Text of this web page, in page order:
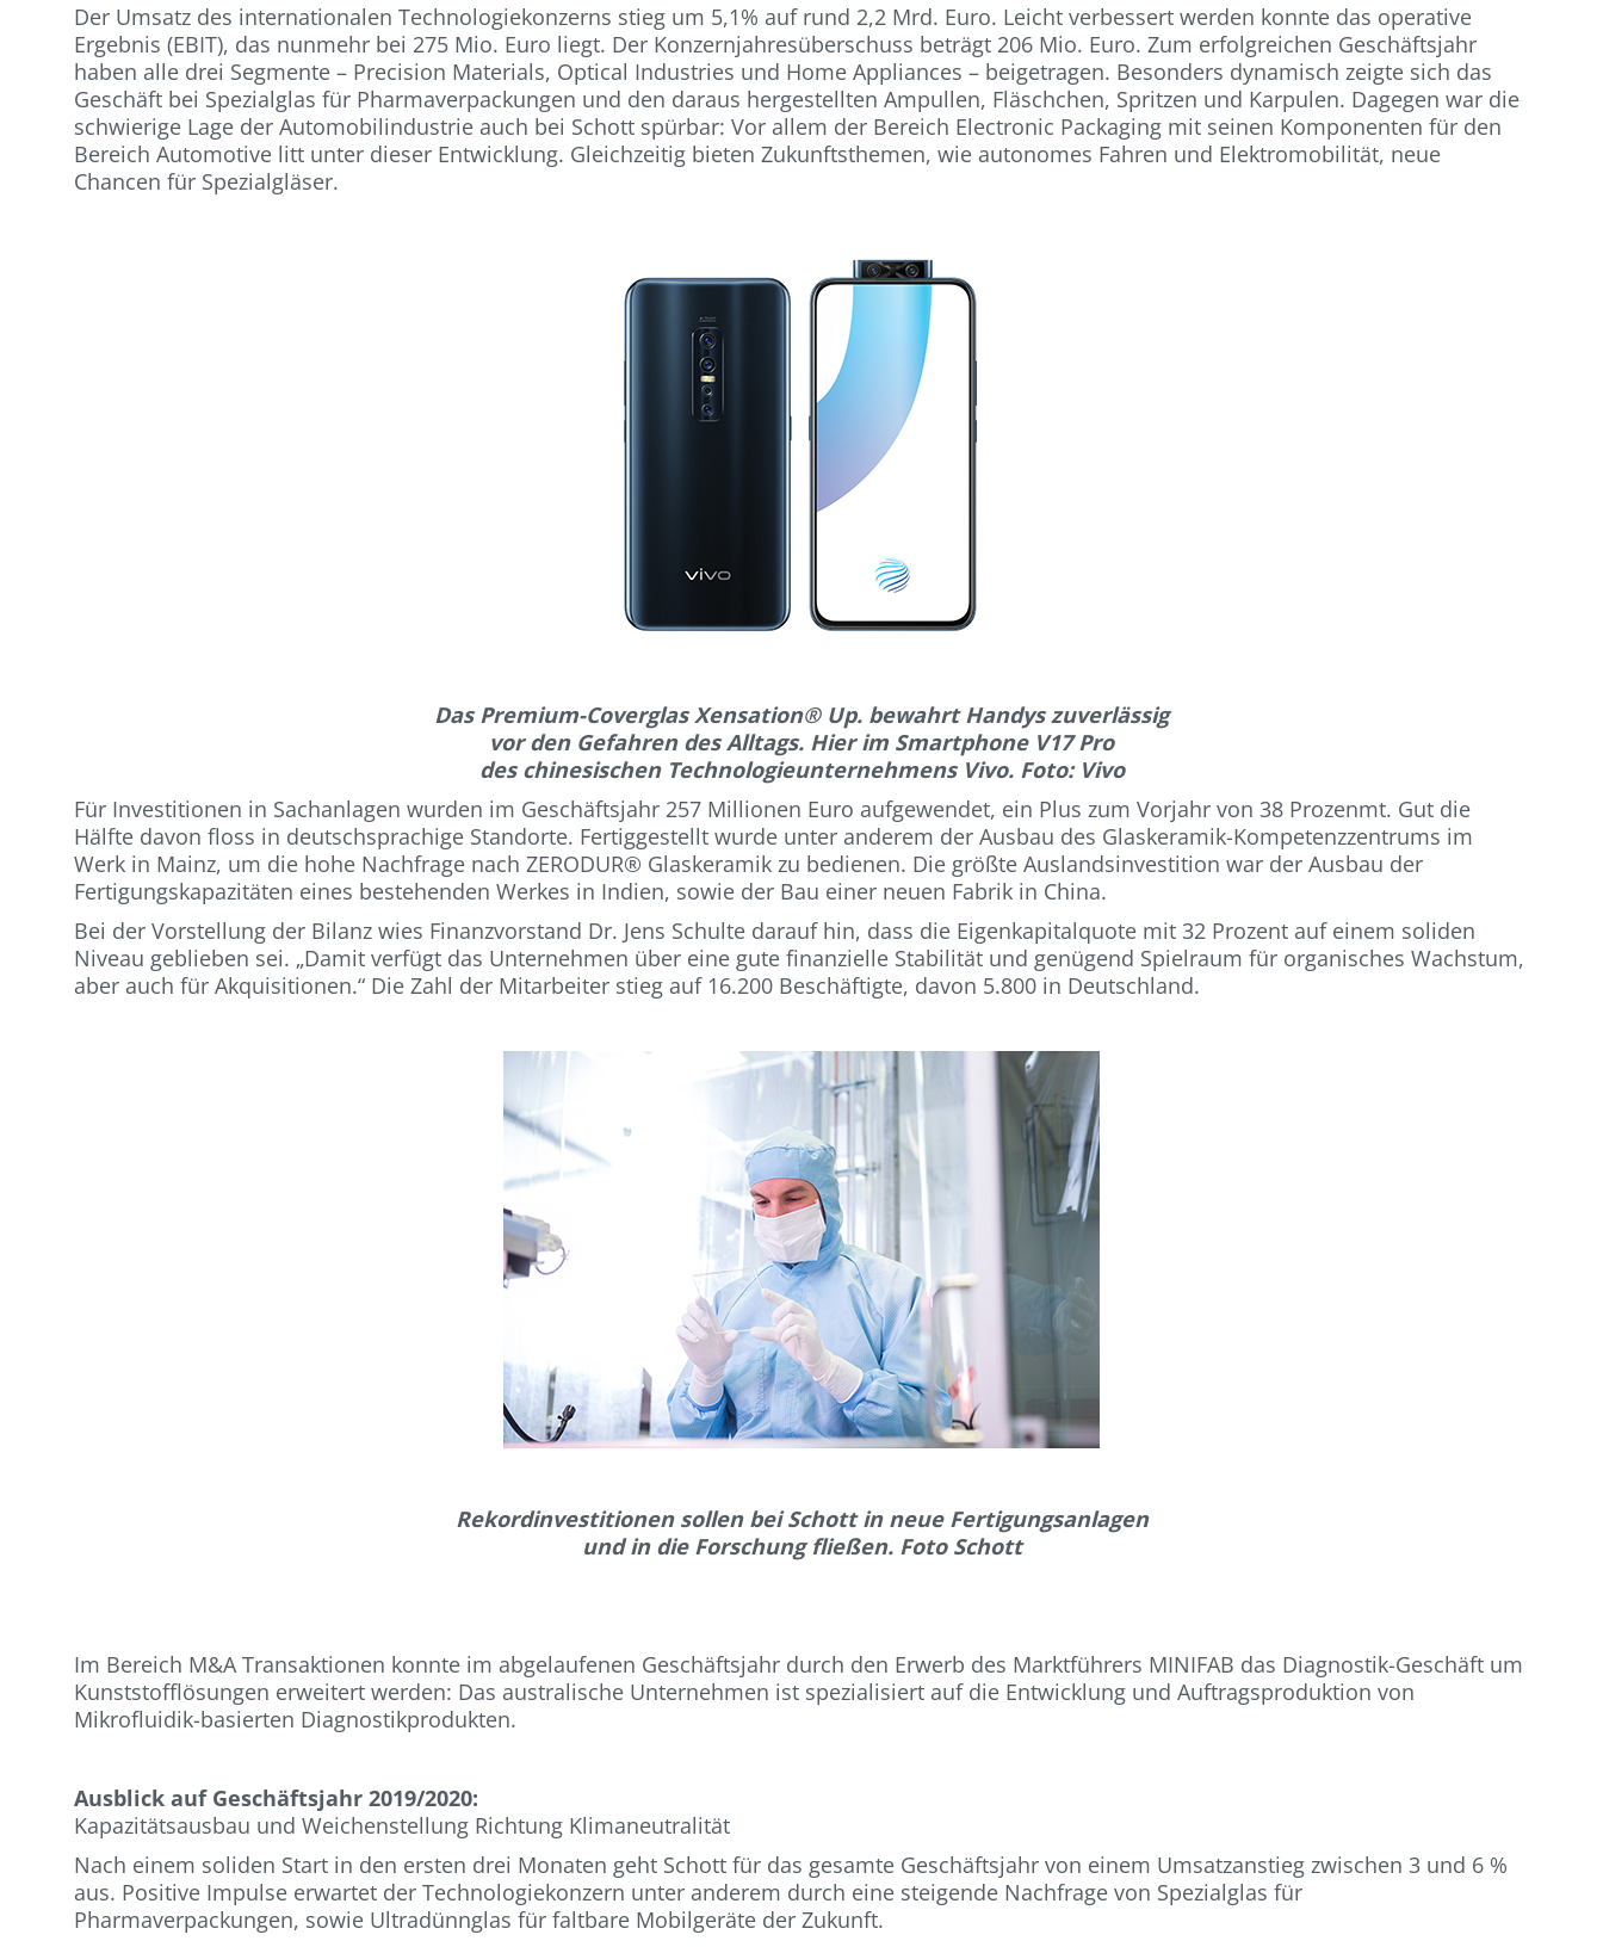
Der Umsatz des internationalen Technologiekonzerns stieg um 5,1% auf rund 2,2 Mrd. Euro. Leicht verbessert werden konnte das operative
Ergebnis (EBIT), das nunmehr bei 275 Mio. Euro liegt. Der Konzernjahresüberschuss beträgt 206 Mio. Euro. Zum erfolgreichen Geschäftsjahr
haben alle drei Segmente – Precision Materials, Optical Industries und Home Appliances – beigetragen. Besonders dynamisch zeigte sich das
Geschäft bei Spezialglas für Pharmaverpackungen und den daraus hergestellten Ampullen, Fläschchen, Spritzen und Karpulen. Dagegen war die
schwierige Lage der Automobilindustrie auch bei Schott spürbar: Vor allem der Bereich Electronic Packaging mit seinen Komponenten für den
Bereich Automotive litt unter dieser Entwicklung. Gleichzeitig bieten Zukunftsthemen, wie autonomes Fahren und Elektromobilität, neue
Chancen für Spezialgläser.
Das Premium-Coverglas Xensation® Up. bewahrt Handys zuverlässig
vor den Gefahren des Alltags. Hier im Smartphone V17 Pro
des chinesischen Technologieunternehmens Vivo. Foto: Vivo
Für Investitionen in Sachanlagen wurden im Geschäftsjahr 257 Millionen Euro aufgewendet, ein Plus zum Vorjahr von 38 Prozenmt. Gut die
Hälfte davon floss in deutschsprachige Standorte. Fertiggestellt wurde unter anderem der Ausbau des Glaskeramik-Kompetenzzentrums im
Werk in Mainz, um die hohe Nachfrage nach ZERODUR® Glaskeramik zu bedienen. Die größte Auslandsinvestition war der Ausbau der
Fertigungskapazitäten eines bestehenden Werkes in Indien, sowie der Bau einer neuen Fabrik in China.
Bei der Vorstellung der Bilanz wies Finanzvorstand Dr. Jens Schulte darauf hin, dass die Eigenkapitalquote mit 32 Prozent auf einem soliden
Niveau geblieben sei. „Damit verfügt das Unternehmen über eine gute finanzielle Stabilität und genügend Spielraum für organisches Wachstum,
aber auch für Akquisitionen.“ Die Zahl der Mitarbeiter stieg auf 16.200 Beschäftigte, davon 5.800 in Deutschland.
Rekordinvestitionen sollen bei Schott in neue Fertigungsanlagen
und in die Forschung fließen. Foto Schott
Im Bereich M&A Transaktionen konnte im abgelaufenen Geschäftsjahr durch den Erwerb des Marktführers MINIFAB das Diagnostik-Geschäft um
Kunststofflösungen erweitert werden: Das australische Unternehmen ist spezialisiert auf die Entwicklung und Auftragsproduktion von
Mikrofluidik-basierten Diagnostikprodukten.
Ausblick auf Geschäftsjahr 2019/2020:
Kapazitätsausbau und Weichenstellung Richtung Klimaneutralität
Nach einem soliden Start in den ersten drei Monaten geht Schott für das gesamte Geschäftsjahr von einem Umsatzanstieg zwischen 3 und 6 %
aus. Positive Impulse erwartet der Technologiekonzern unter anderem durch eine steigende Nachfrage von Spezialglas für
Pharmaverpackungen, sowie Ultradünnglas für faltbare Mobilgeräte der Zukunft.